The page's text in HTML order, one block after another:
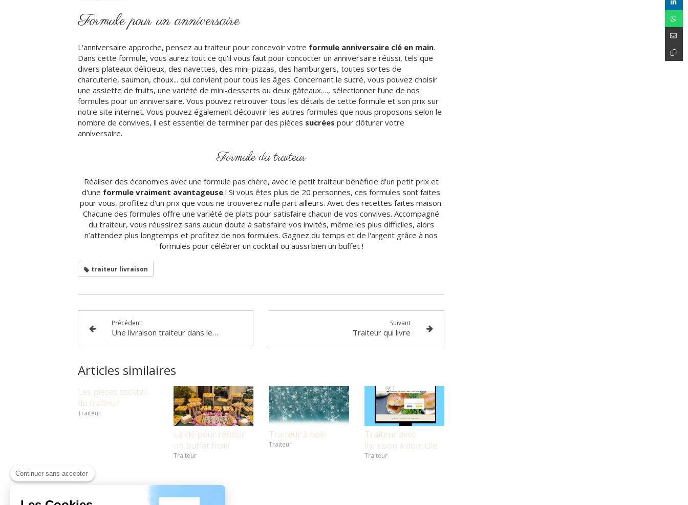
Formule pour un anniversaire
L'anniversaire approche, pensez au traiteur pour concevoir votre formule anniversaire clé en main.
Dans cette formule, vous aurez tout ce qu'il vous faut pour concocter un anniversaire réussi, tels que
divers plateaux délicieux, des navettes, des mini-pizzas, des hamburgers, toutes sortes de
charcuterie, saumon, choux... qui convient pour tous les âges. Concernant le sucré, vous pouvez choisir
une assiette de fruits, une variété de mini-desserts ou deux gâteaux…., sélectionner l’une de nos
formules pour un anniversaire. Vous pouvez retrouver tous les détails de cette formule et son prix sur
notre site internet. Vous pouvez également découvrir les autres formules que nous proposons selon le
nombre de convives, il est essentiel de terminer par des pièces sucrées pour clôturer votre
anniversaire.
Formule du traiteur
Réaliser des économies avec une formule pas chère, avec le petit traiteur bénéficie d'un petit prix et
d'une formule vraiment avantageuse ! Si vous êtes plus de 20 personnes, ces formules sont faites
pour vous, profitez d'un prix que vous ne trouverez nulle part ailleurs. Avec des recettes faites maison.
Chacune des formules offre une variété de plats pour satisfaire chacun de vos convives. Accompagné
du traiteur, vous réussirez sans aucun doute à satisfaire vos invités, même les plus difficiles, alors
n’attendez plus longtemps et profitez de nos formules. Gagnez du temps et de l'argent grâce à nos
formules pour célébrer un cocktail ou aussi bien un buffet !
traiteur livraison
Précédent
Une livraison traiteur dans le 95 ?
Suivant
Traiteur qui livre
Articles similaires
Les pièces cocktail
du traiteur
Traiteur
La clé pour réussir
un buffet froid
Traiteur
Traiteur à noël
Traiteur
Traiteur avec
livraison à domicile
Traiteur
Continuer sans accepter